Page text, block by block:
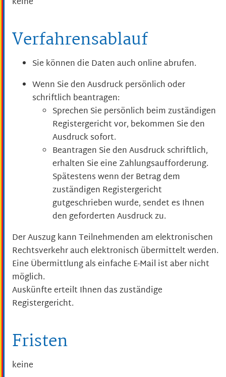
Verfahrensablauf
Sie können die Daten auch online abrufen.
Wenn Sie den Ausdruck persönlich oder
schriftlich beantragen:
Sprechen Sie persönlich beim zuständigen
Registergericht vor, bekommen Sie den
Ausdruck sofort.
Beantragen Sie den Ausdruck schriftlich,
erhalten Sie eine Zahlungsaufforderung.
Spätestens wenn der Betrag dem
zuständigen Registergericht
gutgeschrieben wurde, sendet es Ihnen
den geforderten Ausdruck zu.
Der Auszug kann Teilnehmenden am elektronischen
Rechtsverkehr auch elektronisch übermittelt werden.
Eine Übermittlung als einfache E-Mail ist aber nicht
möglich.
Auskünfte erteilt Ihnen das zuständige
Registergericht.
Fristen
keine